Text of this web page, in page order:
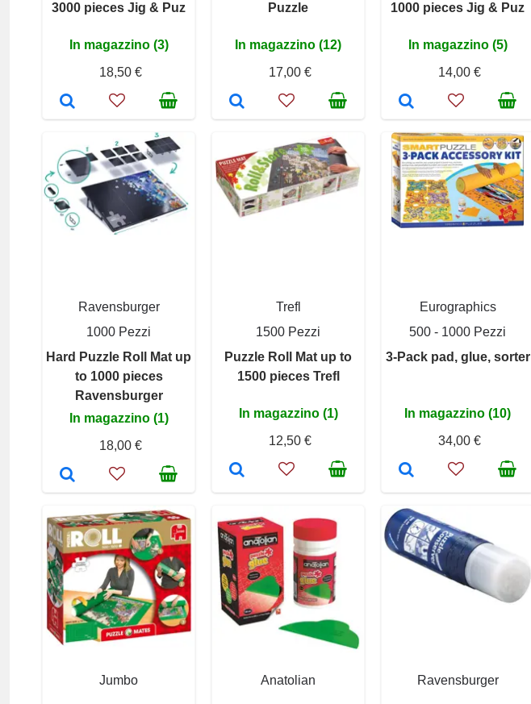
3000 pieces Jig & Puz
In magazzino (3)
18,50 €
Puzzle
In magazzino (12)
17,00 €
1000 pieces Jig & Puz
In magazzino (5)
14,00 €
Ravensburger
1000 Pezzi
Hard Puzzle Roll Mat up
to 1000 pieces
Ravensburger
In magazzino (1)
18,00 €
Trefl
1500 Pezzi
Puzzle Roll Mat up to
1500 pieces Trefl
In magazzino (1)
12,50 €
Eurographics
500 - 1000 Pezzi
3-Pack pad, glue, sorter
In magazzino (10)
34,00 €
Jumbo Anatolian Ravensburger